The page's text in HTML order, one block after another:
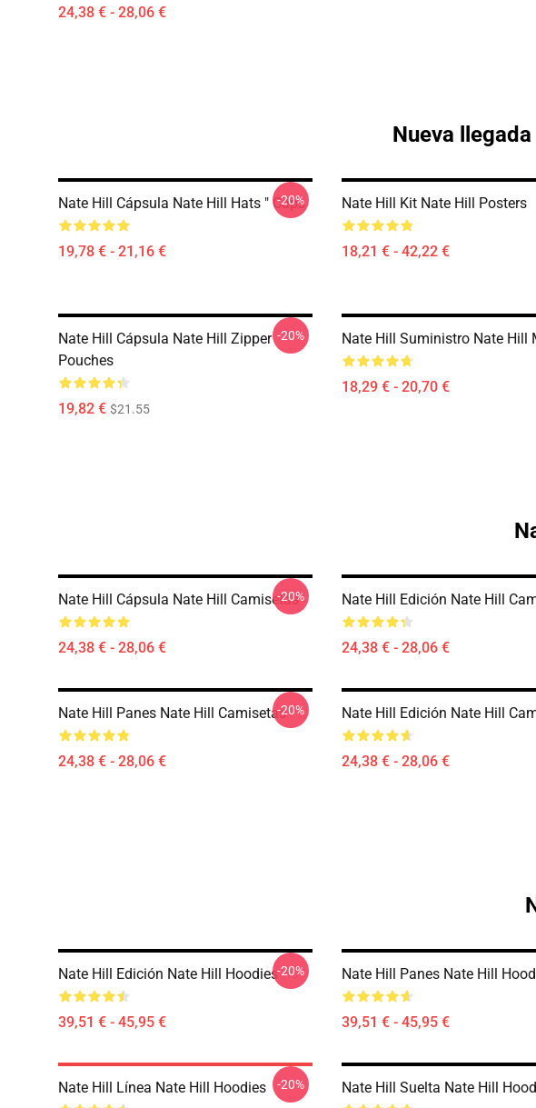
24,38 € - 28,06 €
Nueva
Nate Hill Cápsula Nate Hill Hats " Caps
19,78 € - 21,16 €
-20% Nate Hill Kit Nate Hill Posters
18,21 € - 42,22 €
Nate Hill Cápsula Nate Hill Zipper
Pouches
19,82 € $21.55
-20% Nate Hill Suministro Nate Hill
18,29 € - 20,70 €
Nate Hill Cápsula Nate Hill Camisetas
24,38 € - 28,06 €
-20% Nate Hill Edición Nate Hill
24,38 € - 28,06 €
Nate Hill Panes Nate Hill Camisetas
24,38 € - 28,06 €
-20% Nate Hill Edición Nate Hill
24,38 € - 28,06 €
Nate Hill Edición Nate Hill Hoodies
39,51 € - 45,95 €
-20% Nate Hill Panes Nate Hill
39,51 € - 45,95 €
Nate Hill Línea Nate Hill Hoodies -20% Nate Hill Suelta Nate Hill